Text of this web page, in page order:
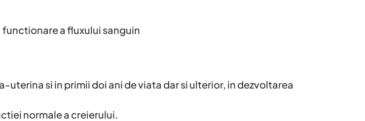
a fluxului sanguin
si in primii doi ani de viata dar si ulterior, in dezvoltarea
normale a creierului.